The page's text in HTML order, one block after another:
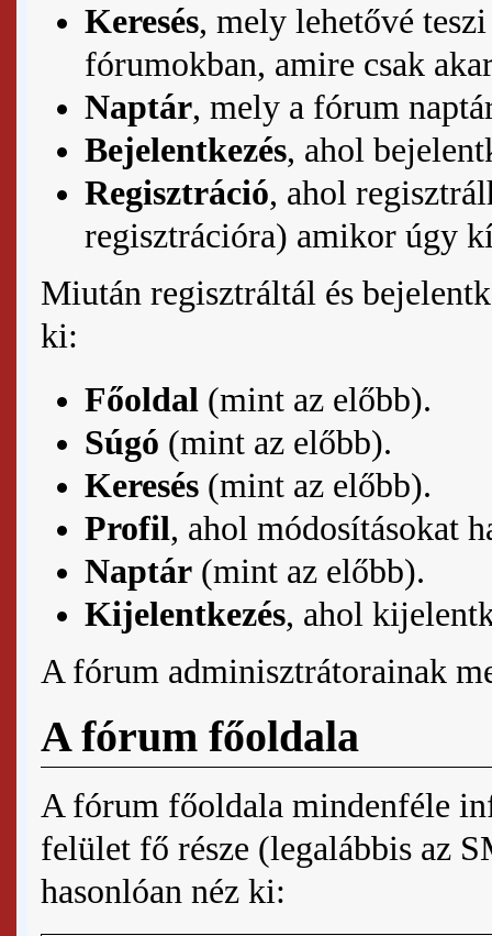
Keresés, mely lehetővé
fórumokban, amire csak
Naptár, mely a fórum
Bejelentkezés, ahol
Regisztráció, ahol
regisztrációra) amikor úgy
Miután regisztráltál és
ki:
Főoldal(mint az előbb).
Súgó (mint az előbb).
Keresés(mint az előbb).
Profil, ahol módosításokat
Naptár(mint az előbb).
Kijelentkezés, ahol
A fórum adminisztrátorainak
A fórum főoldala
A fórum főoldala mindenféle
felület fő része (legalábbis az
hasonlóan néz ki: